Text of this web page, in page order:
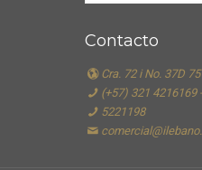
Contacto
Cra. 72 i No. 37D
(+57) 321 4216169
5221198